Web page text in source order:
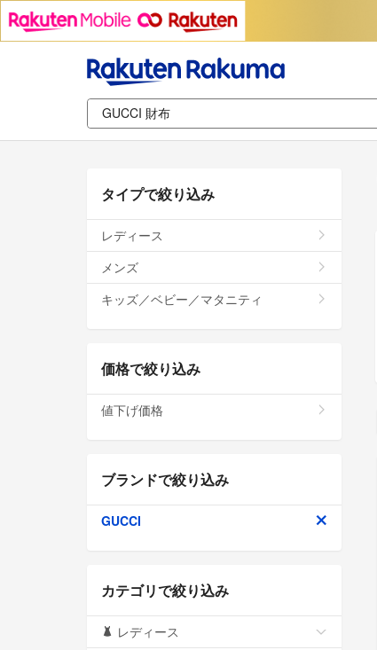
タイプで絞り込み
レディース
メンズ
キッズ／ベビー／マタニティ
価格で絞り込み
値下げ価格
ブランドで絞り込み
GUCCI
カテゴリで絞り込み
レディース